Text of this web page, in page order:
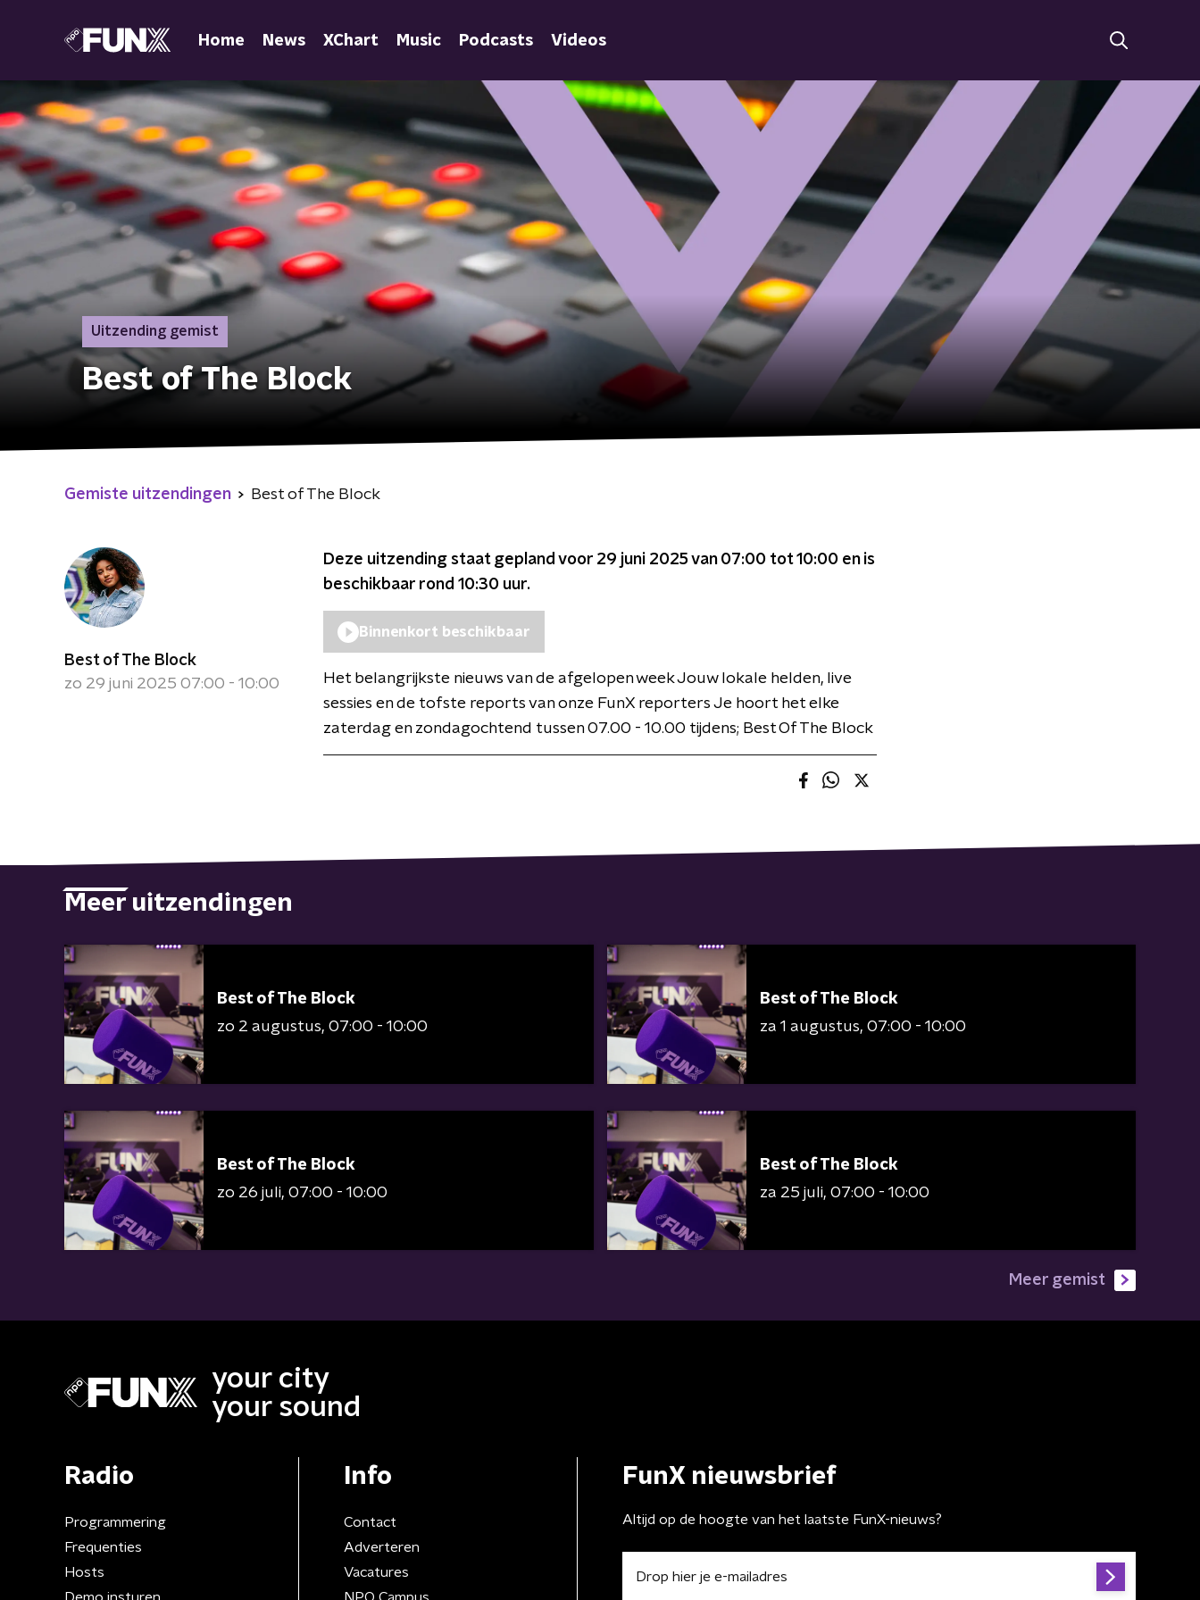
Home News XChart Music Podcasts Videos
Uitzending gemist
Best of The Block
Gemiste uitzendingen Best of The Block
Best of The Block
zo 29 juni 2025 07:00 - 10:00
Deze uitzending staat gepland voor 29 juni 2025 van 07:00 tot 10:00 en is
beschikbaar rond 10:30 uur.
Binnenkort beschikbaar
Het belangrijkste nieuws van de afgelopen week Jouw lokale helden, live
sessies en de tofste reports van onze FunX reporters Je hoort het elke
zaterdag en zondagochtend tussen 07.00 - 10.00 tijdens; Best Of The Block
Meer uitzendingen
Best of The Block
zo 2 augustus 07:00 - 10:00
Best of The Block
za 1 augustus 07:00 - 10:00
Best of The Block
zo 26 juli 07:00 - 10:00
Best of The Block
za 25 juli 07:00 - 10:00
Meer gemist
your city
your sound
Radio
Programmering
Frequenties
Hosts
Demo insturen
Info
Contact
Adverteren
Vacatures
NPO Campus
FunX nieuwsbrief
Altijd op de hoogte van het laatste FunX-nieuws?